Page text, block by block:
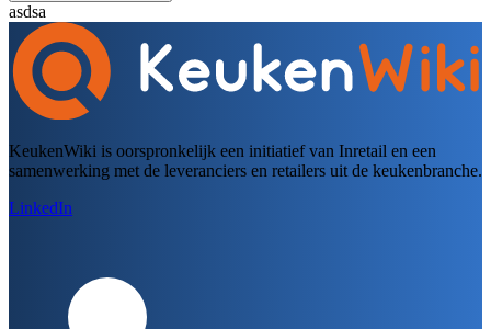
asdsa
KeukenWiki is oorspronkelijk een initiatief van Inretail en een
samenwerking met de leveranciers en retailers uit de keukenbranche.
LinkedIn